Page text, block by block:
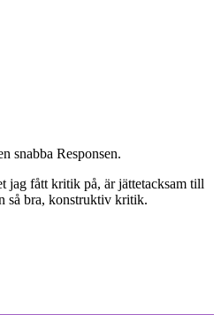
snabba Responsen.
jag fått kritik på, är jättetacksam till
så bra, konstruktiv kritik.